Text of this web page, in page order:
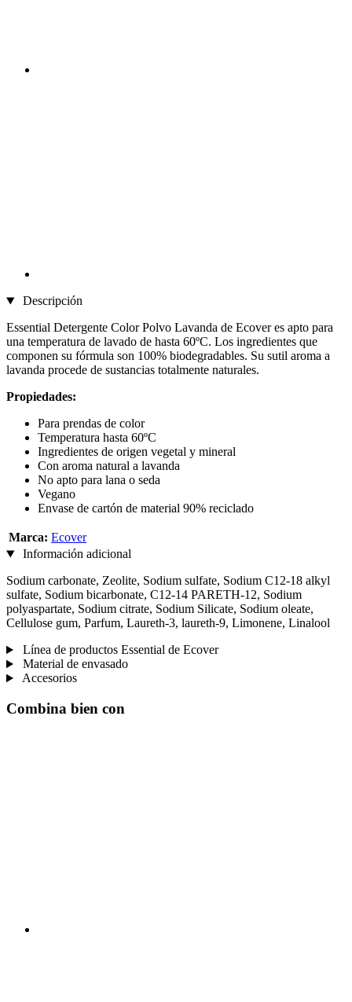
Descripción
Essential Detergente Color Polvo Lavanda de Ecover es apto para
una temperatura de lavado de hasta 60ºC. Los ingredientes que
componen su fórmula son 100% biodegradables. Su sutil aroma a
lavanda procede de sustancias totalmente naturales.
Propiedades:
Para prendas de color
Temperatura hasta 60ºC
Ingredientes de origen vegetal y mineral
Con aroma natural a lavanda
No apto para lana o seda
Vegano
Envase de cartón de material 90% reciclado
Marca: Ecover
Información adicional
Sodium carbonate, Zeolite, Sodium sulfate, Sodium C12-18 alkyl
sulfate, Sodium bicarbonate, C12-14 PARETH-12, Sodium
polyaspartate, Sodium citrate, Sodium Silicate, Sodium oleate,
Cellulose gum, Parfum, Laureth-3, laureth-9, Limonene, Linalool
Línea de productos Essential de Ecover
Material de envasado
Accesorios
Combina bien con